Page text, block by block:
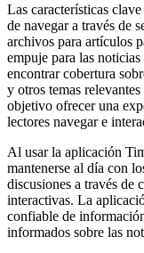
Las características
de navegar a través de
archivos para artículos
empuje para las
encontrar cobertura
y otros temas
objetivo ofrecer una
lectores navegar e
Al usar la aplicación
mantenerse al día con
discusiones a través de
interactivas. La
confiable de
informados sobre las